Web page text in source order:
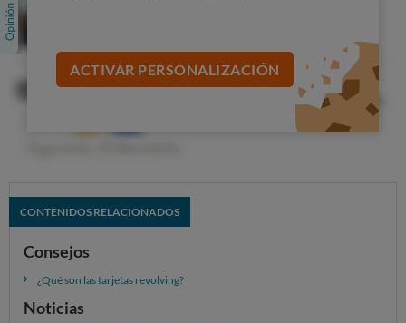
ACTIVAR PERSONALIZACIÓN
CONTENIDOS RELACIONADOS
Consejos
¿Qué son las tarjetas revolving?
Noticias